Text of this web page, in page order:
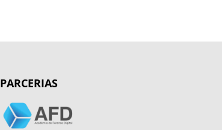
PARCERIAS